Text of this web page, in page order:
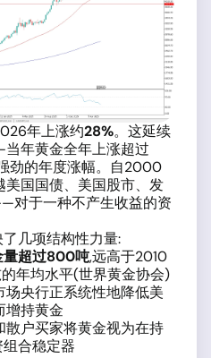
年上涨约28%。这延续
年黄金全年上涨超过
劲的年度涨幅。自2000
美国国债、美国股市、发
对于一种不产生收益的资
几项结构性力量:
量超过800吨,远高于2010
年均水平(世界黄金协会)
场央行正系统性地降低美
增持黄金
散户买家将黄金视为在持
合稳定器